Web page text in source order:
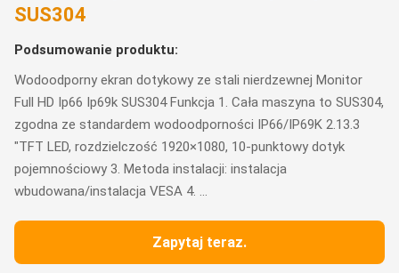
SUS304
Podsumowanie produktu:
Wodoodporny ekran dotykowy ze stali nierdzewnej Monitor
Full HD Ip66 Ip69k SUS304 Funkcja 1. Cała maszyna to SUS304,
zgodna ze standardem wodoodporności IP66/IP69K 2.13.3
"TFT LED, rozdzielczość 1920×1080, 10-punktowy dotyk
pojemnościowy 3. Metoda instalacji: instalacja
wbudowana/instalacja VESA 4. ...
Zapytaj teraz.